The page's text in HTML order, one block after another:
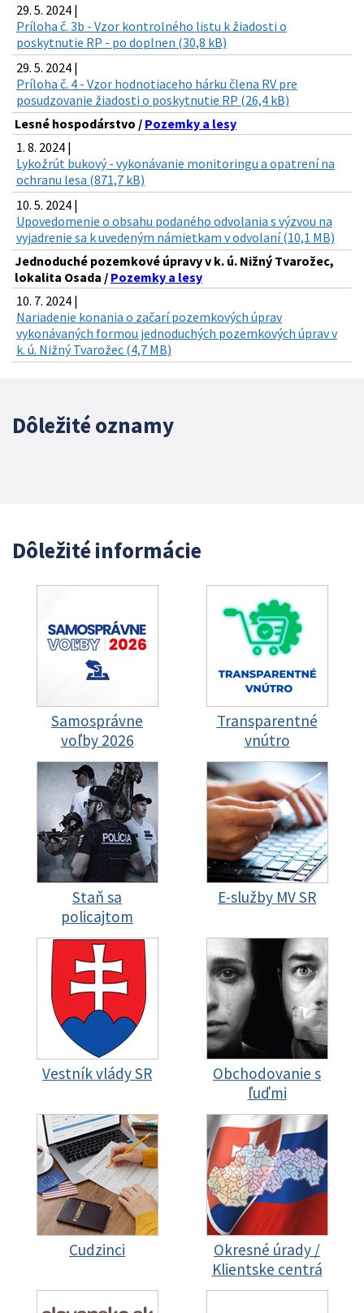
29. 5. 2024 |
Príloha č. 3b - Vzor kontrolného listu k žiadosti o
poskytnutie RP - po doplnen (30,8 kB)
29. 5. 2024 |
Príloha č. 4 - Vzor hodnotiaceho hárku člena RV pre
posudzovanie žiadosti o poskytnutie RP (26,4 kB)
Lesné hospodárstvo / Pozemky a lesy
1. 8. 2024 |
Lykožrút bukový - vykonávanie monitoringu a opatrení na
ochranu lesa (871,7 kB)
10. 5. 2024 |
Upovedomenie o obsahu podaného odvolania s výzvou na
vyjadrenie sa k uvedeným námietkam v odvolaní (10,1 MB)
Jednoduché pozemkové úpravy v k. ú. Nižný Tvarožec,
lokalita Osada / Pozemky a lesy
10. 7. 2024 |
Nariadenie konania o začarí pozemkových úprav
vykonávaných formou jednoduchých pozemkových úprav v
k. ú. Nižný Tvarožec (4,7 MB)
Dôležité oznamy
Dôležité informácie
Samosprávne
voľby 2026
Transparentné
vnútro
Staň sa
policajtom
E-služby MV SR
Vestník vlády SR
Obchodovanie s
ľuďmi
Cudzinci
Okresné úrady /
Klientske centrá